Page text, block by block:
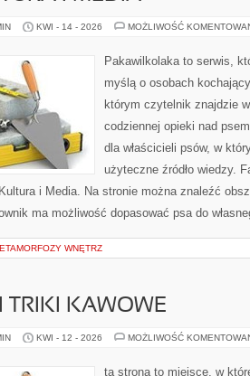
KWI - 14 - 2026 MOŻLIWOŚĆ
Pakawilkolaka to serwis,
myślą o osobach
którym czytelnik znajdzie
codziennej opieki nad
dla właścicieli psów, w
użyteczne źródło wiedzy.
i Media. Na stronie można znaleźć
ma możliwość dopasować psa do
WNĘTRZ
TRIKI KAWOWE
KWI - 12 - 2026 MOŻLIWOŚĆ
ta strona to miejsce, w